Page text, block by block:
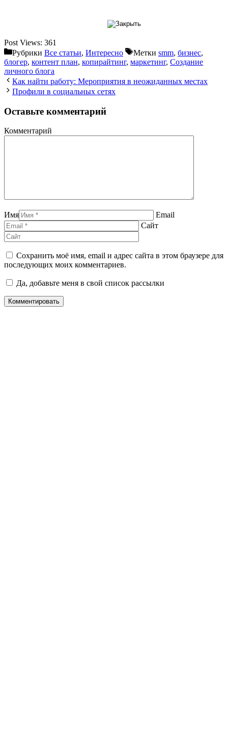
Post Views: 361
Рубрики Все статьи, Интересно Метки smm, бизнес,
блогер, контент план, копирайтинг, маркетинг, Создание
личного блога
Как найти работу: Мероприятия в неожиданных местах
Профили в социальных сетях
Оставьте комментарий
Комментарий
Имя
Email
Сайт
Сохранить моё имя, email и адрес сайта в этом браузере для
последующих моих комментариев.
Да, добавьте меня в свой список рассылки